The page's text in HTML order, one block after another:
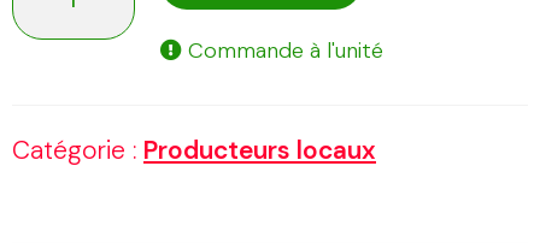
de
x
Commande à l'unité
Catégorie : Producteurs locaux